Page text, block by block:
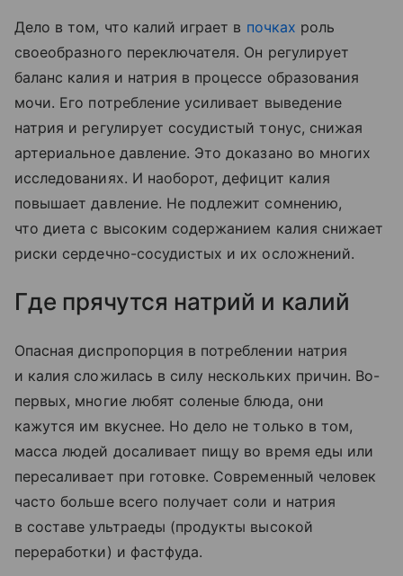
Дело в том, что калий играет в почках роль
своеобразного переключателя. Он регулирует
баланс калия и натрия в процессе образования
мочи. Его потребление усиливает выведение
натрия и регулирует сосудистый тонус, снижая
артериальное давление. Это доказано во многих
исследованиях. И наоборот, дефицит калия
повышает давление. Не подлежит сомнению,
что диета с высоким содержанием калия снижает
риски сердечно-сосудистых и их осложнений.
Где прячутся натрий и калий
Опасная диспропорция в потреблении натрия
и калия сложилась в силу нескольких причин. Во-
первых, многие любят соленые блюда, они
кажутся им вкуснее. Но дело не только в том,
масса людей досаливает пищу во время еды или
пересаливает при готовке. Современный человек
часто больше всего получает соли и натрия
в составе ультраеды (продукты высокой
переработки) и фастфуда.